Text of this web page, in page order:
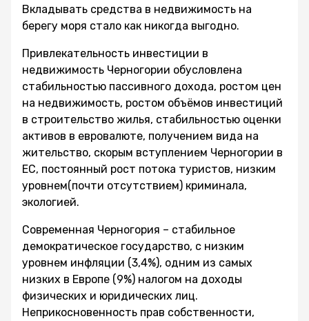
Вкладывать средства в недвижимость на
берегу моря стало как никогда выгодно.
Привлекательность инвестиции в
недвижимость Черногории обусловлена
стабильностью пассивного дохода, ростом цен
на недвижимость, ростом объёмов инвестиций
в строительство жилья, стабильностью оценки
активов в евровалюте, получением вида на
жительство, скорым вступлением Черногории в
ЕС, постоянный рост потока туристов, низким
уровнем(почти отсутствием) криминала,
экологией.
Современная Черногория – стабильное
демократическое государство, с низким
уровнем инфляции (3,4%), одним из самых
низких в Европе (9%) налогом на доходы
физических и юридических лиц.
Неприкосновенность прав собственности,